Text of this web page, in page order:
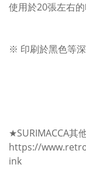
使用於20張左右的
※ 印刷於黑色等深
★SURIMACCA其
https://
ink